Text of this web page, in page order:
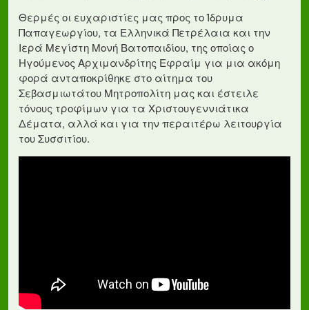
Θερμές οι ευχαριστίες μας προς το Ίδρυμα
Παπαγεωργίου, τα Ελληνικά Πετρέλαια και την
Ιερά Μεγίστη Μονή Βατοπαιδίου, της οποίας ο
Ηγούμενος Αρχιμανδρίτης Εφραίμ για μια ακόμη
φορά ανταποκρίθηκε στο αίτημα του
Σεβασμιωτάτου Μητροπολίτη μας και έστειλε
τόνους τροφίμων για τα Χριστουγεννιάτικα
Δέματα, αλλά και για την περαιτέρω λειτουργία
του Συσσιτίου.